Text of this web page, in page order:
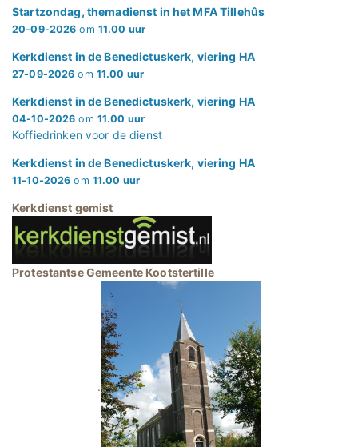
Startzondag, themadienst in het MFA Tillehûs
20-09-2026 om 11.00 uur
Kerkdienst in de Benedictuskerk, viering HA
27-09-2026 om 11.00 uur
Kerkdienst in de Benedictuskerk, viering HA
04-10-2026 om 11.00 uur
Koffiedrinken voor de dienst
Kerkdienst in de Benedictuskerk, viering HA
11-10-2026 om 11.00 uur
Kerkdienst gemist
Protestantse Gemeente Kootstertille
.